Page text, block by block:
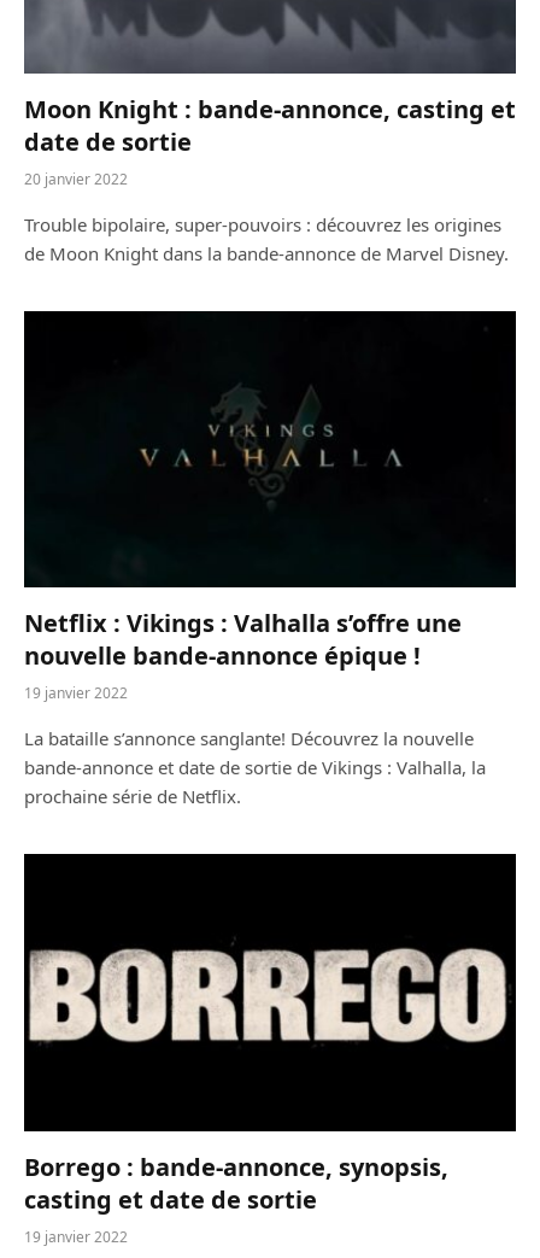
Moon Knight : bande-annonce, casting et
date de sortie
20 janvier 2022
Trouble bipolaire, super-pouvoirs : découvrez les origines
de Moon Knight dans la bande-annonce de Marvel Disney.
Netflix : Vikings : Valhalla s’offre une
nouvelle bande-annonce épique !
19 janvier 2022
La bataille s’annonce sanglante! Découvrez la nouvelle
bande-annonce et date de sortie de Vikings : Valhalla, la
prochaine série de Netflix.
Borrego : bande-annonce, synopsis,
casting et date de sortie
19 janvier 2022